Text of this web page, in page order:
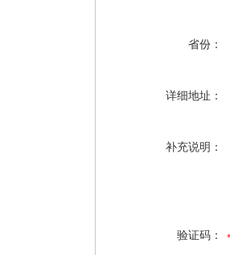
省份：
详细地址：
补充说明：
验证码：